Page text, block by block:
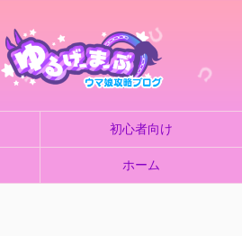
初心者向け
ホーム